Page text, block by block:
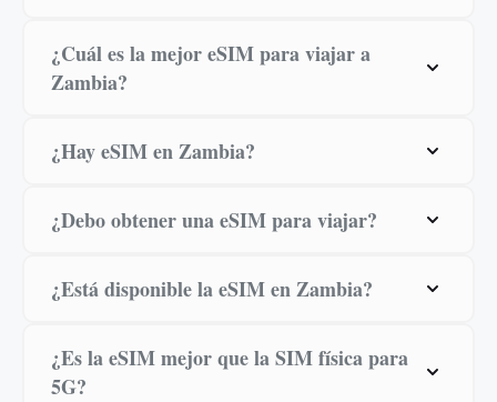
¿Cuál es la mejor eSIM para viajar a
Zambia?
¿Hay eSIM en Zambia?
¿Debo obtener una eSIM para viajar?
¿Está disponible la eSIM en Zambia?
¿Es la eSIM mejor que la SIM física para
5G?